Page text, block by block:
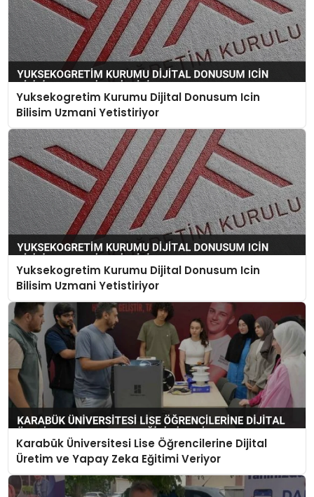
Yuksekogretim Kurumu Dijital Donusum Icin
Bilisim Uzmani Yetistiriyor
Yuksekogretim Kurumu Dijital Donusum Icin
Bilisim Uzmani Yetistiriyor
Karabük Üniversitesi Lise Öğrencilerine Dijital
Üretim ve Yapay Zeka Eğitimi Veriyor